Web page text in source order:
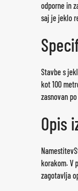
odporne in
saj je jeklo
Stavbe s
kot 100
zasnovan
Opis
Namestitev
korakom. V
zagotavlja